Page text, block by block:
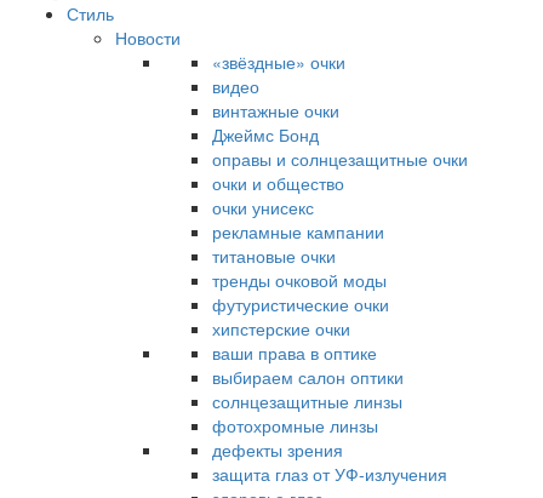
Стиль
Новости
«звёздные» очки
видео
винтажные очки
Джеймс Бонд
оправы и солнцезащитные очки
очки и общество
очки унисекс
рекламные кампании
титановые очки
тренды очковой моды
футуристические очки
хипстерские очки
ваши права в оптике
выбираем салон оптики
солнцезащитные линзы
фотохромные линзы
дефекты зрения
защита глаз от УФ-излучения